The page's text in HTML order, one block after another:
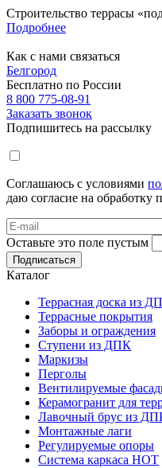
Строительство террасы
Подробнее
Как с нами связаться
Белгород
Бесплатно по России
8 800 775-08-91
Заказать звонок
Подпишитесь на рассылку
Соглашаюсь с условиями
даю согласие на обработку
Оставьте это поле пустым
Подписаться
Каталог
Террасная доска из
Террасные покрытия
Заборы и ограждения
Ступени из ДПК
Маркизы
Перголы
Вентилируемые
Керамогранит для
Лавочный брус из
Монтажные лаги
Регулируемые опоры
Система каркаса НОТ